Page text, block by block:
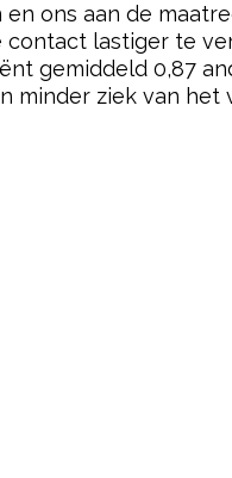
ons aan de
contact lastiger te
gemiddeld 0,87
minder ziek van het